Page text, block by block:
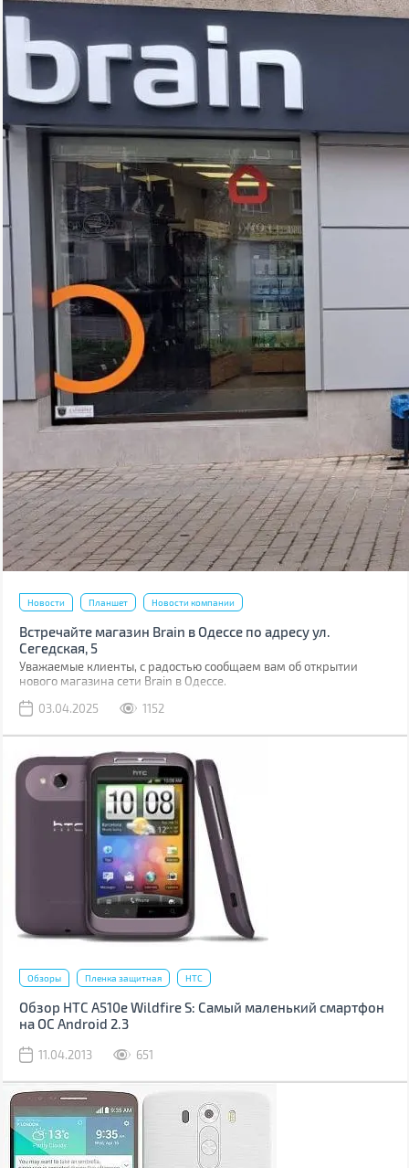
Новости Планшет Новости компании
Встречайте магазин Brain в Одессе по адресу ул.
Сегедская, 5
Уважаемые клиенты, с радостью сообщаем вам об открытии
нового магазина сети Brain в Одессе.
03.04.2025
1152
Обзоры Пленка защитная HTC
Обзор HTC A510e Wildfire S: Самый маленький смартфон
на ОС Android 2.3
11.04.2013 651